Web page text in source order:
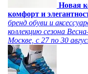
Новая
комфорт и
бренд обуви и
коллекцию сезона
Москве, с 27 по 30